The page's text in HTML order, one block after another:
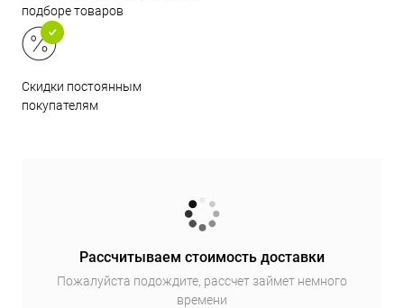
подборе товаров
Скидки постоянным
покупателям
Рассчитываем стоимость доставки
Пожалуйста подождите, рассчет займет немного
времени